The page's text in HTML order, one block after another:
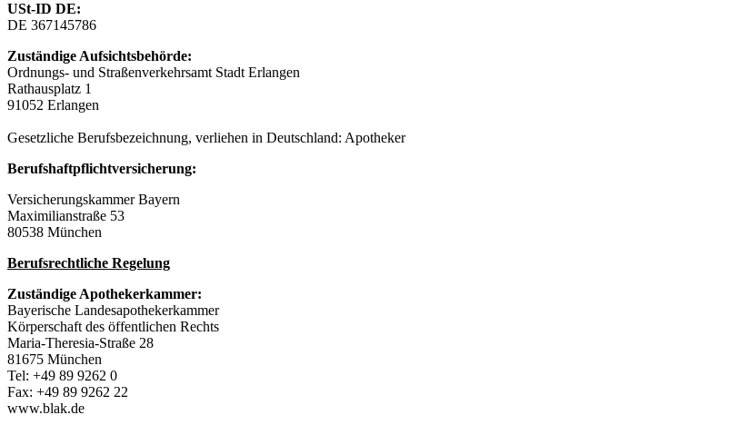
USt-ID DE:
DE 367145786
Zuständige Aufsichtsbehörde:
Ordnungs- und Straßenverkehrsamt Stadt Erlangen
Rathausplatz 1
91052 Erlangen
Gesetzliche Berufsbezeichnung, verliehen in Deutschland: Apotheker
Berufshaftpflichtversicherung:
Versicherungskammer Bayern
Maximilianstraße 53
80538 München
Berufsrechtliche Regelung
Zuständige Apothekerkammer:
Bayerische Landesapothekerkammer
Körperschaft des öffentlichen Rechts
Maria-Theresia-Straße 28
81675 München
Tel: +49 89 9262 0
Fax: +49 89 9262 22
www.blak.de